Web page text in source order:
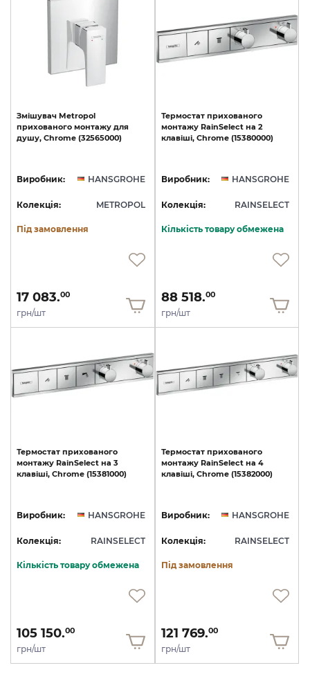
Змішувач Metropol
прихованого монтажу для
душу, Chrome (32565000)
Виробник: HANSGROHE
Колекція: METROPOL
Під замовлення
17 083.00
грн/шт
Термостат прихованого
монтажу RainSelect на 2
клавіші, Chrome (15380000)
Виробник: HANSGROHE
Колекція: RAINSELECT
Кількість товару обмежена
88 518.00
грн/шт
Термостат прихованого
монтажу RainSelect на 3
клавіші, Chrome (15381000)
Виробник: HANSGROHE
Колекція: RAINSELECT
Кількість товару обмежена
105 150.00
грн/шт
Термостат прихованого
монтажу RainSelect на 4
клавіші, Chrome (15382000)
Виробник: HANSGROHE
Колекція: RAINSELECT
Під замовлення
121 769.00
грн/шт